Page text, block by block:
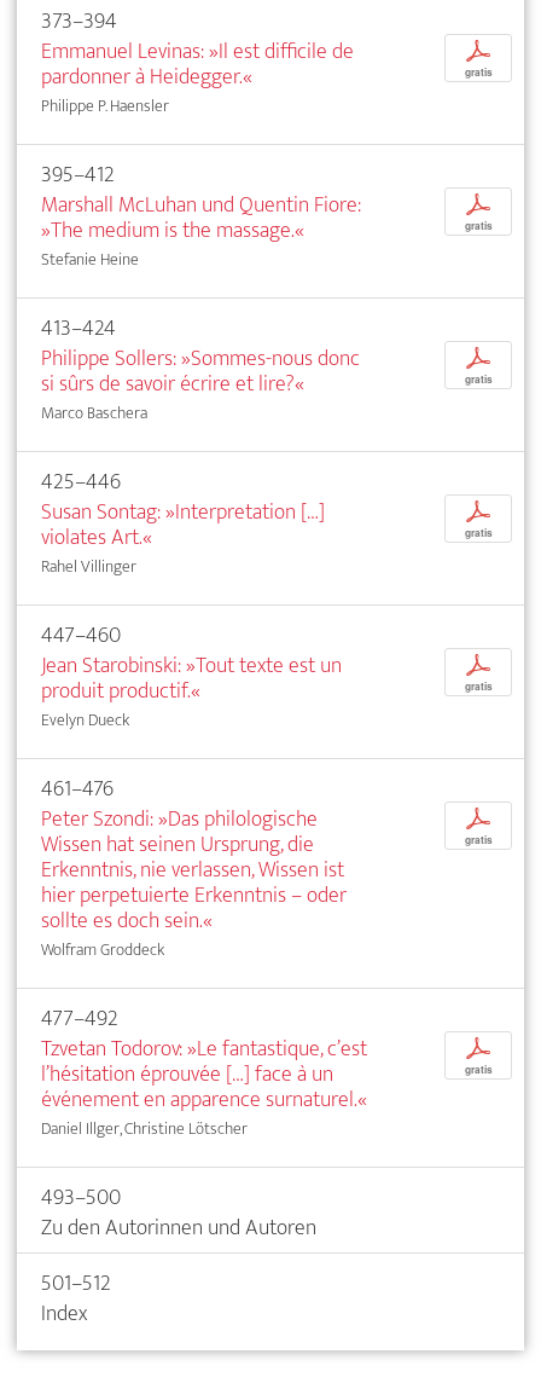
373–394
Emmanuel Levinas: »Il est difficile de
pardonner à Heidegger.«
Philippe P. Haensler
p
gratis
395–412
Marshall McLuhan und Quentin Fiore:
»The medium is the massage.«
Stefanie Heine
p
gratis
413–424
Philippe Sollers: »Sommes-nous donc
si sûrs de savoir écrire et lire?«
Marco Baschera
p
gratis
425–446
Susan Sontag: »Interpretation […]
violates Art.«
Rahel Villinger
p
gratis
447–460
Jean Starobinski: »Tout texte est un
produit productif.«
Evelyn Dueck
p
gratis
461–476
Peter Szondi: »Das philologische
Wissen hat seinen Ursprung, die
Erkenntnis, nie verlassen, Wissen ist
hier perpetuierte Erkenntnis – oder
sollte es doch sein.«
Wolfram Groddeck
p
gratis
477–492
Tzvetan Todorov: »Le fantastique, c’est
l’hésitation éprouvée […] face à un
événement en apparence surnaturel.«
Daniel Illger, Christine Lötscher
p
gratis
493–500
Zu den Autorinnen und Autoren
501–512
Index